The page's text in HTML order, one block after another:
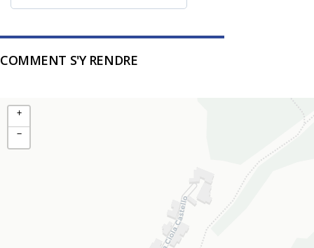
COMMENT S'Y RENDRE
+
−